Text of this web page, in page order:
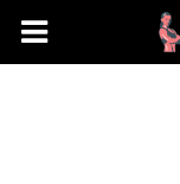
Fitnesswomen.pl